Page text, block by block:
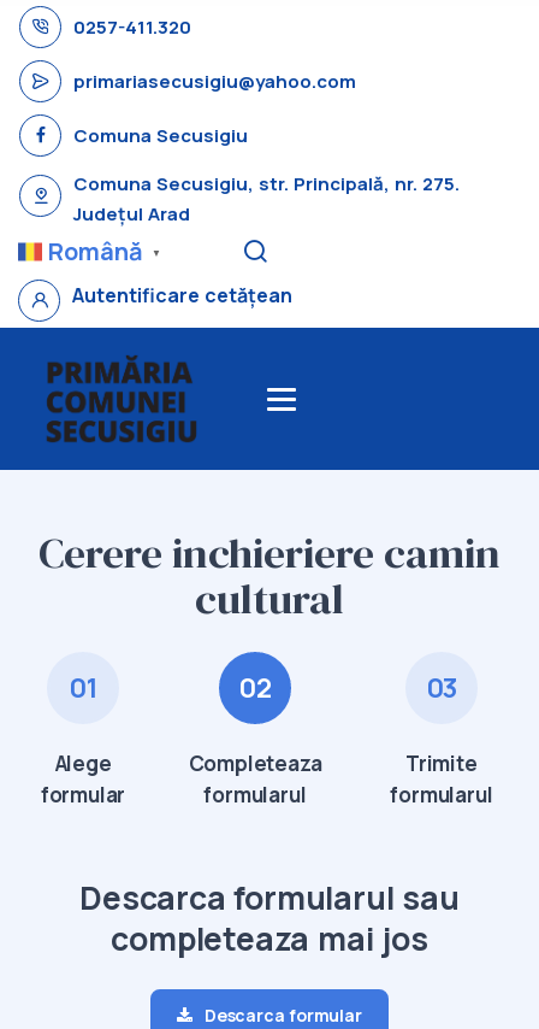
0257-411.320
primariasecusigiu@yahoo.com
Comuna Secusigiu
Comuna Secusigiu, str. Principală, nr. 275.
Județul Arad
Română ▼
Autentificare cetățean
Cerere inchieriere camin
cultural
01
Alege
formular
02
Completeaza
formularul
03
Trimite
formularul
Descarca formularul sau
completeaza mai jos
Descarca formular